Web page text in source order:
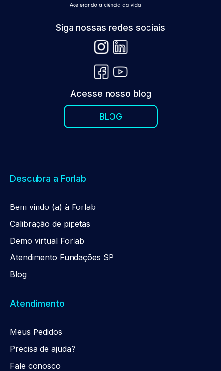
Siga nossas redes sociais
Acesse nosso blog
BLOG
Descubra a Forlab
Bem vindo (a) à Forlab
Calibração de pipetas
Demo virtual Forlab
Atendimento Fundações SP
Blog
Atendimento
Meus Pedidos
Precisa de ajuda?
Fale conosco